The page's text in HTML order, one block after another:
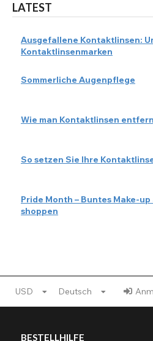
LATEST
Ausgefallene Kontaktlinsen:
Kontaktlinsenmarken
Sommerliche Augenpflege
Wie man Kontaktlinsen
So setzen Sie Ihre
Pride Month – Buntes Make-
shoppen
USD Deutsch
BESTELLHILFE